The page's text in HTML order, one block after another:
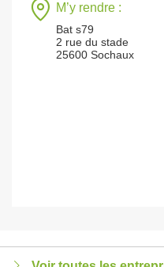
M’y rendre :
Bat s79
2 rue du stade
25600 Sochaux